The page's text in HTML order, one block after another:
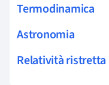
Termodinamica
Astronomia
Relatività ristretta